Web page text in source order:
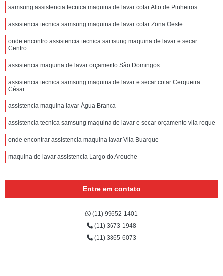
samsung assistencia tecnica maquina de lavar cotar Alto de Pinheiros
assistencia tecnica samsung maquina de lavar cotar Zona Oeste
onde encontro assistencia tecnica samsung maquina de lavar e secar
Centro
assistencia maquina de lavar orçamento São Domingos
assistencia tecnica samsung maquina de lavar e secar cotar Cerqueira
César
assistencia maquina lavar Água Branca
assistencia tecnica samsung maquina de lavar e secar orçamento vila roque
onde encontrar assistencia maquina lavar Vila Buarque
maquina de lavar assistencia Largo do Arouche
Entre em contato
(11) 99652-1401
(11) 3673-1948
(11) 3865-6073